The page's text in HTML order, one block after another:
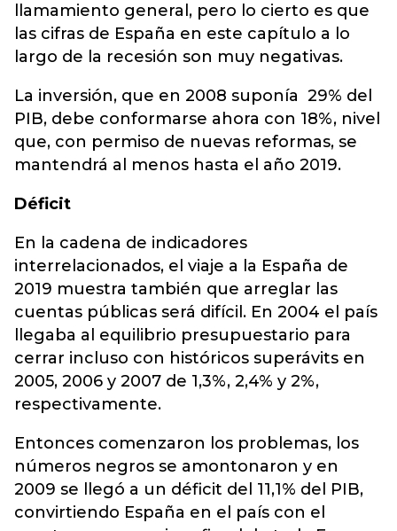
llamamiento general, pero lo cierto es que
las cifras de España en este capítulo a lo
largo de la recesión son muy negativas.
La inversión, que en 2008 suponía 29% del
PIB, debe conformarse ahora con 18%, nivel
que, con permiso de nuevas reformas, se
mantendrá al menos hasta el año 2019.
Déficit
En la cadena de indicadores
interrelacionados, el viaje a la España de
2019 muestra también que arreglar las
cuentas públicas será difícil. En 2004 el país
llegaba al equilibrio presupuestario para
cerrar incluso con históricos superávits en
2005, 2006 y 2007 de 1,3%, 2,4% y 2%,
respectivamente.
Entonces comenzaron los problemas, los
números negros se amontonaron y en
2009 se llegó a un déficit del 11,1% del PIB,
convirtiendo España en el país con el